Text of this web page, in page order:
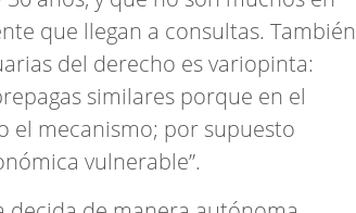
que llegan a consultas. También
del derecho es variopinta:
similares porque en el
el mecanismo; por supuesto
vulnerable”.